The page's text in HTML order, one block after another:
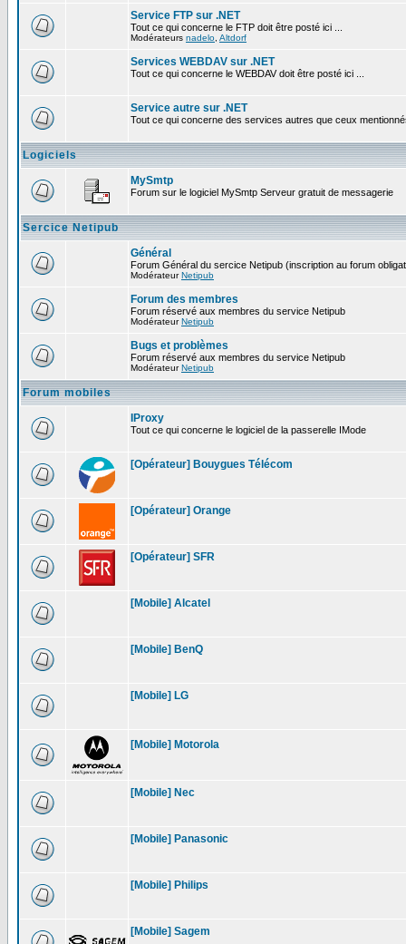
Service FTP sur .NET
Tout ce qui concerne le FTP doit être posté ici ...
Modérateurs nadelo Altdorf
Services WEBDAV sur .NET
Tout ce qui concerne le WEBDAV doit être posté ici ...
Service autre sur .NET
Tout ce qui concerne des services autres que ceux
Logiciels
MySmtp
Forum sur le logiciel MySmtp Serveur gratuit de messagerie
Sercice Netipub
Général
Forum Général du sercice Netipub (inscription au forum
ModérateurNetipub
Forum des membres
Forum réservé aux membres du service Netipub
ModérateurNetipub
Bugs et problèmes
Forum réservé aux membres du service Netipub
ModérateurNetipub
Forum mobiles
IProxy
Tout ce qui concerne le logiciel de la passerelle IMode
[Opérateur] Bouygues Télécom
[Opérateur] Orange
[Opérateur] SFR
[Mobile] Alcatel
[Mobile] BenQ
[Mobile] LG
[Mobile] Motorola
[Mobile] Nec
[Mobile] Panasonic
[Mobile] Philips
[Mobile] Sagem